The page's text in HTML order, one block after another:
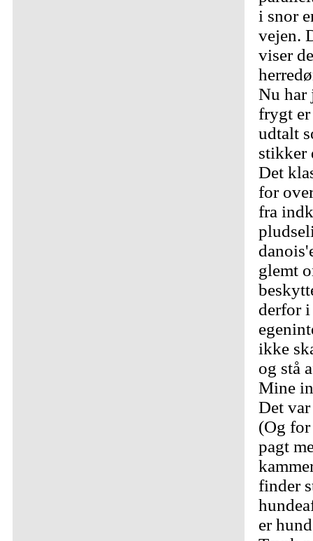
i snor
vejen.
viser
Nu har
frygt er
udtalt
stikker
Det
for
fra
glemt
derfor
ikke
og stå
Mine
Det
(Og
pagt
finder
er